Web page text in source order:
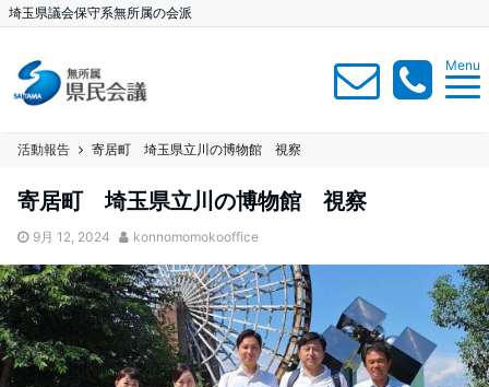
埼玉県議会保守系無所属の会派
Menu
活動報告 寄居町 埼玉県立川の博物館 視察
寄居町 埼玉県立川の博物館 視察
9月 12, 2024 konnomomokooffice